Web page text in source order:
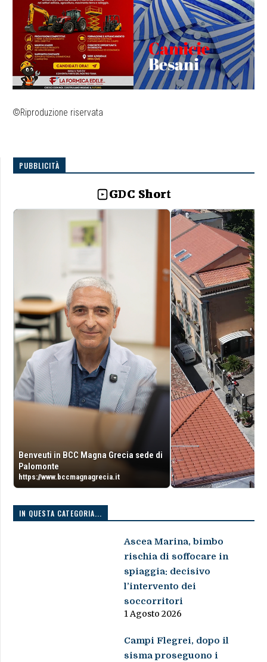
©Riproduzione riservata
PUBBLICITÀ
GDC Short
Benveuti in BCC Magna Grecia sede di
Palomonte
https://www.bccmagnagrecia.it
IN QUESTA CATEGORIA...
Ascea Marina, bimbo
rischia di soffocare in
spiaggia: decisivo
l’intervento dei
soccorritori
1 Agosto 2026
Campi Flegrei, dopo il
sisma proseguono i